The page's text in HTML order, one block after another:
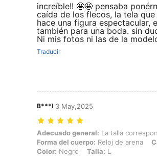
increíble!! 🤩🤩 pensaba
caída de los flecos, la tela
hace una figura espectacular,
también para una boda. sin
Ni mis fotos ni las de la
Traducir
B***l 3 May,2025
Adecuado general: La talla corresponde,
Adecuado general: La talla
Forma del cuerpo: Reloj de arena
Color: Negro Talla: L